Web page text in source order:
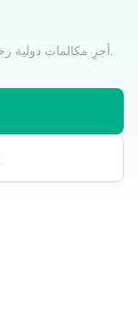
أجرِ مكالمات دولية رخيصة من متصفحك. بدون تطبيق، بدون اشتراك.